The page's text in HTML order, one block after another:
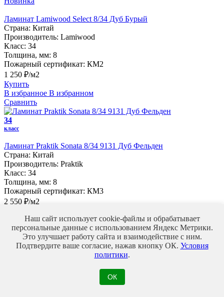
Ламинат Lamiwood Select 8/34 Дуб Бурый
Страна: Китай
Производитель: Lamiwood
Класс: 34
Толщина, мм: 8
Пожарный сертификат: КМ2
1 250 ₽/м2
Купить
В избранное В избранном
Сравнить
34
класс
Ламинат Praktik Sonata 8/34 9131 Дуб Фельден
Страна: Китай
Производитель: Praktik
Класс: 34
Толщина, мм: 8
Пожарный сертификат: КМ3
2 550 ₽/м2
В избранное В избранном
Сравнить
Ламинат Decormatch Winter 12/34 WT-75
Наш сайт использует cookie-файлы и обрабатывает
персональные данные с использованием Яндекс Метрики.
Это улучшает работу сайта и взаимодействие с ним.
Подтвердите ваше согласие, нажав кнопку ОК. Условия
политики.
ОК